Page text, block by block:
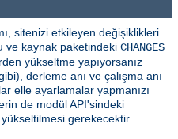
sitenizi etkileyen değişiklikleri
ve kaynak paketindeki CHANGES
yükseltme yapıyorsanız
derleme anı ve çalışma anı
elle ayarlamalar yapmanızı
de modül API'sindeki
gerekecektir.